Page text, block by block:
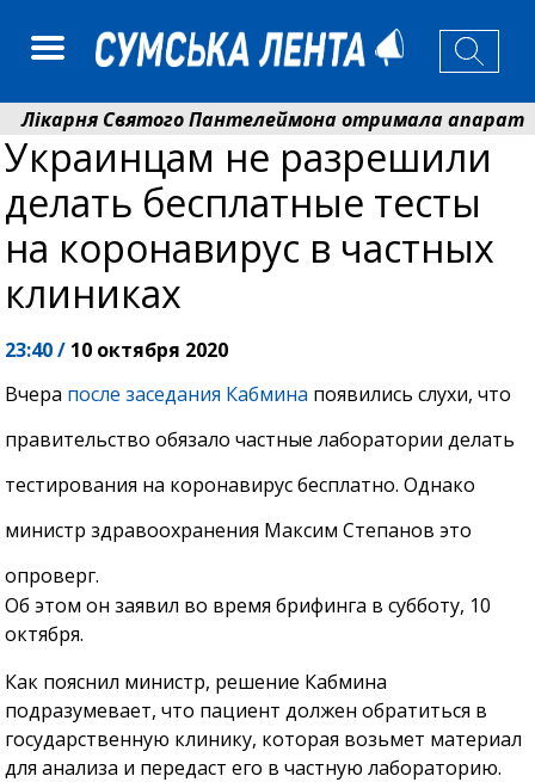
Святого Пантелеймона отримала апарат УЗД
Кобзар вручив родинам 20 полеглих Героїв
Украинцам не разрешили
делать бесплатные тесты
на коронавирус в частных
клиниках
23:40 / 10 октября 2020
Вчера после заседания Кабмина появились слухи, что
правительство обязало частные лаборатории делать
тестирования на коронавирус бесплатно. Однако
министр здравоохранения Максим Степанов это
опроверг.
Об этом он заявил во время брифинга в субботу, 10
октября.
Как пояснил министр, решение Кабмина
подразумевает, что пациент должен обратиться в
государственную клинику, которая возьмет материал
для анализа и передаст его в частную лабораторию.